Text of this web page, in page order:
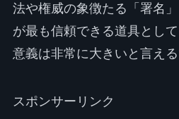
法や権威の象徴たる「署名
が最も信頼できる道具とし
意義は非常に大きいと言える
スポンサーリンク